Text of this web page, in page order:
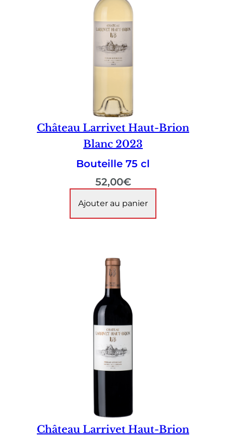
Château Larrivet Haut-Brion
Blanc 2023
Bouteille 75 cl
52,00€
Ajouter au panier
Château Larrivet Haut-Brion